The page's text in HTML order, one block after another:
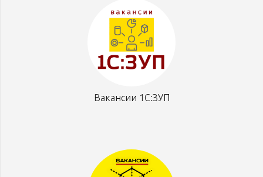
Вакансии 1С:ЗУП